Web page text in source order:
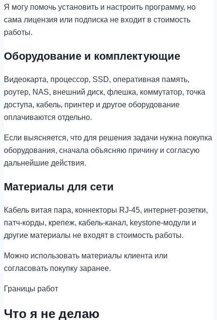
Я могу помочь установить и настроить программу, но
сама лицензия или подписка не входит в стоимость
работы.
Оборудование и комплектующие
Видеокарта, процессор, SSD, оперативная память,
роутер, NAS, внешний диск, флешка, коммутатор, точка
доступа, кабель, принтер и другое оборудование
оплачиваются отдельно.
Если выясняется, что для решения задачи нужна покупка
оборудования, сначала объясняю причину и согласую
дальнейшие действия.
Материалы для сети
Кабель витая пара, коннекторы RJ-45, интернет-розетки,
патч-корды, крепеж, кабель-канал, keystone-модули и
другие материалы не входят в стоимость работы.
Можно использовать материалы клиента или
согласовать покупку заранее.
Границы работ
Что я не делаю